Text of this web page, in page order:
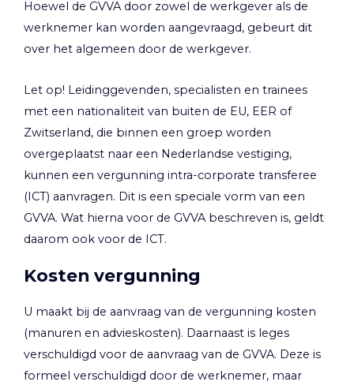
Hoewel de GVVA door zowel de werkgever als de
werknemer kan worden aangevraagd, gebeurt dit
over het algemeen door de werkgever.
Let op! Leidinggevenden, specialisten en trainees
met een nationaliteit van buiten de EU, EER of
Zwitserland, die binnen een groep worden
overgeplaatst naar een Nederlandse vestiging,
kunnen een vergunning intra-corporate transferee
(ICT) aanvragen. Dit is een speciale vorm van een
GVVA. Wat hierna voor de GVVA beschreven is, geldt
daarom ook voor de ICT.
Kosten vergunning
U maakt bij de aanvraag van de vergunning kosten
(manuren en advieskosten). Daarnaast is leges
verschuldigd voor de aanvraag van de GVVA. Deze is
formeel verschuldigd door de werknemer, maar